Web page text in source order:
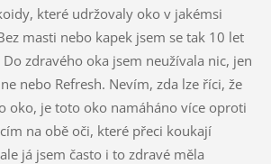
které udržovaly oko v jakémsi
masti nebo kapek jsem se tak 10 let
zdravého oka jsem neužívala nic, jen
nebo Refresh. Nevím, zda lze říci, že
oko, je toto oko namáháno více oproti
na obě oči, které přeci koukají
já jsem často i to zdravé měla